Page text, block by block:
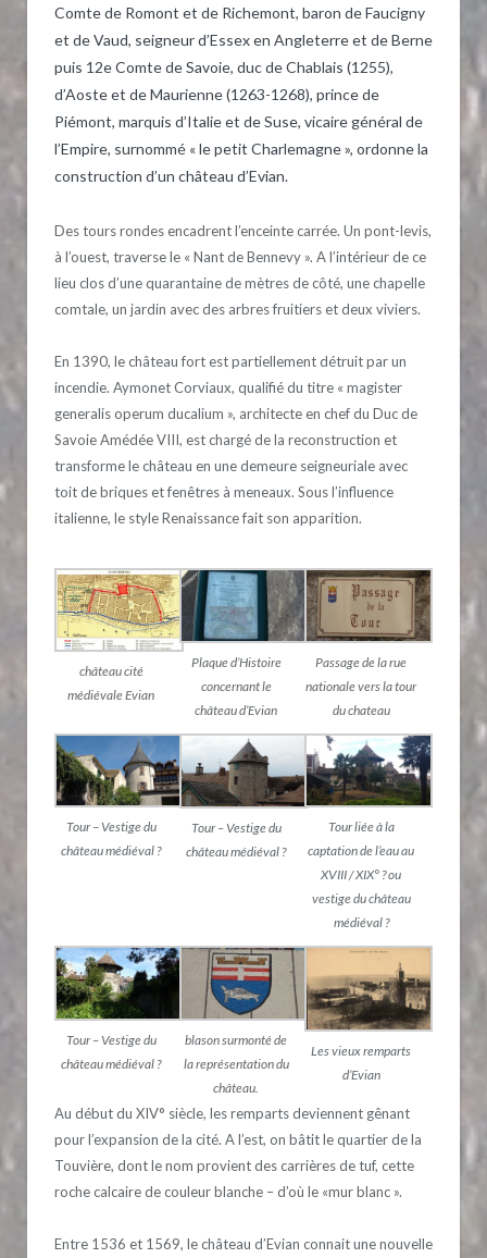
Comte de Romont et de Richemont, baron de Faucigny
et de Vaud, seigneur d’Essex en Angleterre et de Berne
puis 12e Comte de Savoie, duc de Chablais (1255),
d’Aoste et de Maurienne (1263-1268), prince de
Piémont, marquis d’Italie et de Suse, vicaire général de
l’Empire, surnommé « le petit Charlemagne », ordonne la
construction d’un château d’Evian.
Des tours rondes encadrent l’enceinte carrée. Un pont-levis,
à l’ouest, traverse le « Nant de Bennevy ». A l’intérieur de ce
lieu clos d’une quarantaine de mètres de côté, une chapelle
comtale, un jardin avec des arbres fruitiers et deux viviers.
En 1390, le château fort est partiellement détruit par un
incendie. Aymonet Corviaux, qualifié du titre « magister
generalis operum ducalium », architecte en chef du Duc de
Savoie Amédée VIII, est chargé de la reconstruction et
transforme le château en une demeure seigneuriale avec
toit de briques et fenêtres à meneaux. Sous l’influence
italienne, le style Renaissance fait son apparition.
château cité
médiévale Evian
Plaque d’Histoire
concernant le
château d’Evian
Passage de la rue
nationale vers la tour
du chateau
Tour – Vestige du
château médiéval ?
Tour – Vestige du
château médiéval ?
Tour liée à la
captation de l’eau au
XVIII / XIX° ? ou
vestige du château
médiéval ?
Tour – Vestige du
château médiéval ?
blason surmonté de
la représentation du
château.
Les vieux remparts
d’Evian
Au début du XIV° siècle, les remparts deviennent gênant
pour l’expansion de la cité. A l’est, on bâtit le quartier de la
Touvière, dont le nom provient des carrières de tuf, cette
roche calcaire de couleur blanche – d’où le «mur blanc ».
Entre 1536 et 1569, le château d’Evian connait une nouvelle